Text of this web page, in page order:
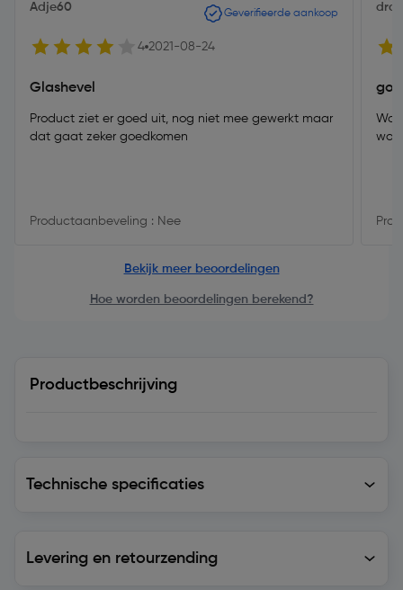
Adje60 Geverifieerde aankoop
4 2021-08-24
Glashevel
Product ziet er goed uit, nog niet mee gewerkt maar
dat gaat zeker goedkomen
Productaanbeveling : Nee
Wat
Bekijk meer beoordelingen
Hoe worden beoordelingen berekend?
Productbeschrijving
Technische specificaties
Levering en retourzending